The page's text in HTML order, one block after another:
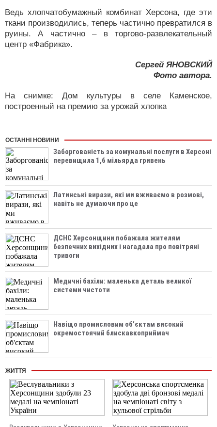
Ведь хлопчатобумажный комбинат Херсона, где эти
ткани производились, теперь частично превратился в
руины. А частично – в торгово-развлекательный
центр «Фабрика».
Сергей ЯНОВСКИЙ
Фото автора.
На снимке: Дом культуры в селе Каменское,
построенный на премию за урожай хлопка
ОСТАННІ НОВИНИ
Заборгованість за комунальні послуги в Херсоні
перевищила 1,6 мільярда гривень
Латинські вирази, які ми вживаємо в розмові,
навіть не думаючи про це
ДСНС Херсонщини побажала жителям
безпечних вихідних і нагадала про повітряні
тривоги
Медичні бахіли: маленька деталь великої
системи чистоти
Навіщо промисловим об'єктам високий
окремостоячий блискавкоприймач
ЖИТТЯ